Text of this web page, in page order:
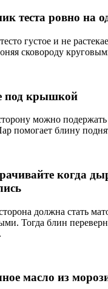
теста ровно на
густое и не
сковороду
под крышкой
можно
помогает блину
когда
должна стать
Тогда блин
масло из